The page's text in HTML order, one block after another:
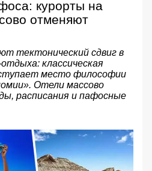
курорты на
отменяют
тектонический сдвиг в
классическая
место философии
Отели массово
расписания и пафосные